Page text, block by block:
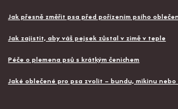
Jak přesně změřit psa před pořízením psího
Jak zajistit, aby váš pejsek zůstal v zimě v teple
Péče o plemena psů s krátkým čenichem
Jaké oblečené pro psa zvolit – bundu, mikinu nebo